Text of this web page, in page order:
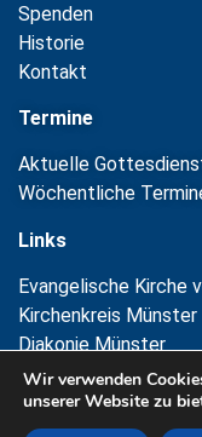
Spenden
Historie
Kontakt
Termine
Aktuelle
Wöchentliche
Links
Evangelische Kirche
Kirchenkreis Münster
Diakonie Münster
Wir verwenden
unserer Website zu